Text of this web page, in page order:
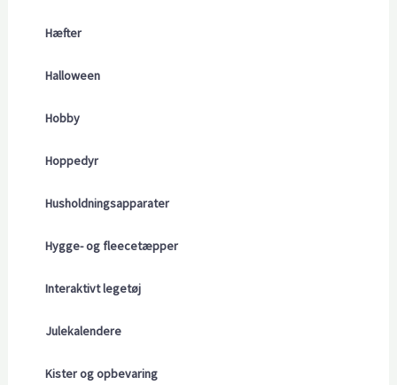
Hæfter
Halloween
Hobby
Hoppedyr
Husholdningsapparater
Hygge- og fleecetæpper
Interaktivt legetøj
Julekalendere
Kister og opbevaring